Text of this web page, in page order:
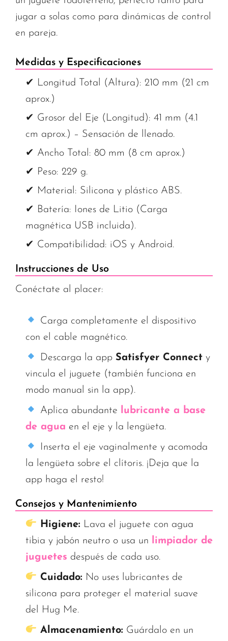
jugar a solas como para dinámicas de control
en pareja.
Medidas y Especificaciones
✔ Longitud Total (Altura): 210 mm (21 cm
aprox.)
✔ Grosor del Eje (Longitud): 41 mm (4.1
cm aprox.) – Sensación de llenado.
✔ Ancho Total: 80 mm (8 cm aprox.)
✔ Peso: 229 g.
✔ Material: Silicona y plástico ABS.
✔ Batería: Iones de Litio (Carga
magnética USB incluida).
✔ Compatibilidad: iOS y Android.
Instrucciones de Uso
Conéctate al placer:
Carga completamente el dispositivo
con el cable magnético.
Descarga la app Satisfyer Connecty
vincula el juguete (también funciona en
modo manual sin la app).
Aplica abundante lubricante a base
de agua en el eje y la lengüeta.
Inserta el eje vaginalmente y acomoda
la lengüeta sobre el clítoris. ¡Deja que la
app haga el resto!
Consejos y Mantenimiento
Higiene: Lava el juguete con agua
tibia y jabón neutro o usa un limpiador de
juguetes después de cada uso.
Cuidado: No uses lubricantes de
silicona para proteger el material suave
del Hug Me.
Almacenamiento: Guárdalo en un